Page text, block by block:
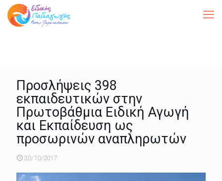
Προσλήψεις 398
εκπαιδευτικών στην
Πρωτοβάθμια Ειδική Αγωγή
και Εκπαίδευση ως
προσωρινών αναπληρωτών
30/10/2017